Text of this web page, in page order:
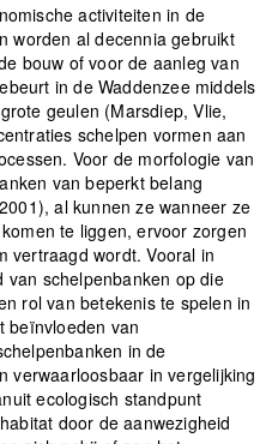
activiteiten in de
worden al decennia gebruikt
bouw of voor de aanleg van
in de Waddenzee middels
geulen (Marsdiep, Vlie,
schelpen vormen aan
Voor de morfologie van
van beperkt belang
al kunnen ze wanneer ze
te liggen, ervoor zorgen
vertraagd wordt. Vooral in
van schelpenbanken op die
rol van betekenis te spelen in
beïnvloeden van
in de
verwaarloosbaar in vergelijking
ecologisch standpunt
door de aanwezigheid